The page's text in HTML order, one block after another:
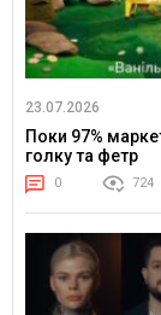
23.07.2026
Поки 97%
голку та фетр
0 724